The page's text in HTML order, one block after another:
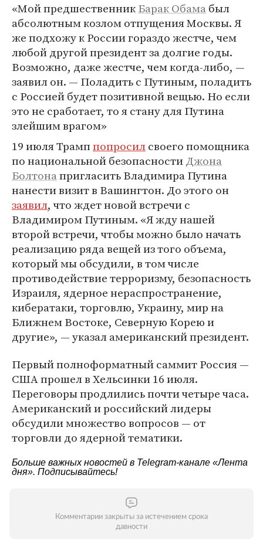
«Мой предшественникБарак Обамабыл
абсолютным козлом отпущения Москвы. Я
же подхожу к России гораздо жестче, чем
любой другой президент за долгие годы.
Возможно, даже жестче, чем когда-либо, —
заявил он. — Поладить с Путиным, поладить
с Россией будет позитивной вещью. Но если
это не сработает, то я стану для Путина
злейшим врагом»
19 июля Трамппопросилсвоего помощника
по национальной безопасностиДжона
Болтонапригласить Владимира Путина
нанести визит в Вашингтон. До этого он
заявил, что ждет новой встречи с
Владимиром Путиным. «Я жду нашей
второй встречи, чтобы можно было начать
реализацию ряда вещей из того объема,
который мы обсудили, в том числе
противодействие терроризму, безопасность
Израиля, ядерное нераспространение,
кибератаки, торговлю, Украину, мир на
Ближнем Востоке, Северную Корею и
другие», — указал американский президент.
Первый полноформатный саммит Россия —
США прошел в Хельсинки 16 июля.
Переговоры продлились почти четыре часа.
Американский и российский лидеры
обсудили множество вопросов — от
торговли до ядерной тематики.
Больше важных новостей в Telegram-канале «Лента
дня». Подписывайтесь!
Комментарии закрыты за истечением срока
давности